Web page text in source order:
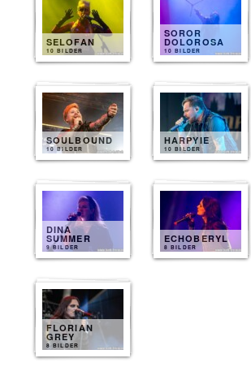
SELOFAN
10 BILDER
SOROR
DOLOROSA
10 BILDER
SOULBOUND
10 BILDER
HARPYIE
10 BILDER
DINA
SUMMER
9 BILDER
ECHOBERYL
8 BILDER
FLORIAN
GREY
8 BILDER